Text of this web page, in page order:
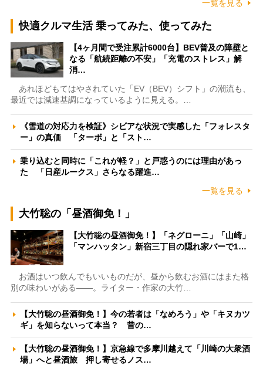
一覧を見る
快適クルマ生活 乗ってみた、使ってみた
【4ヶ月間で受注累計6000台】BEV普及の障壁と
なる「航続距離の不安」「充電のストレス」解
消…
あれほどもてはやされていた「EV（BEV）シフト」の潮流も、
最近では減速基調になっているように見える。…
《雪道の対応力を検証》シビアな状況で実感した「フォレスタ
ー」の真価 「ターボ」と「スト…
乗り込むと同時に「これが軽？」と戸惑うのには理由があっ
た 「日産ルークス」さらなる躍進…
一覧を見る
大竹聡の「昼酒御免！」
【大竹聡の昼酒御免！】「ネグローニ」「山崎」
「マンハッタン」新宿三丁目の隠れ家バーで1…
お酒はいつ飲んでもいいものだが、昼から飲むお酒にはまた格
別の味わいがある――。ライター・作家の大竹…
【大竹聡の昼酒御免！】今の若者は「なめろう」や「キヌカツ
ギ」を知らないって本当？ 昔の…
【大竹聡の昼酒御免！】京急線で多摩川越えて「川崎の大衆酒
場」へと昼酒旅 押し寄せるノス…